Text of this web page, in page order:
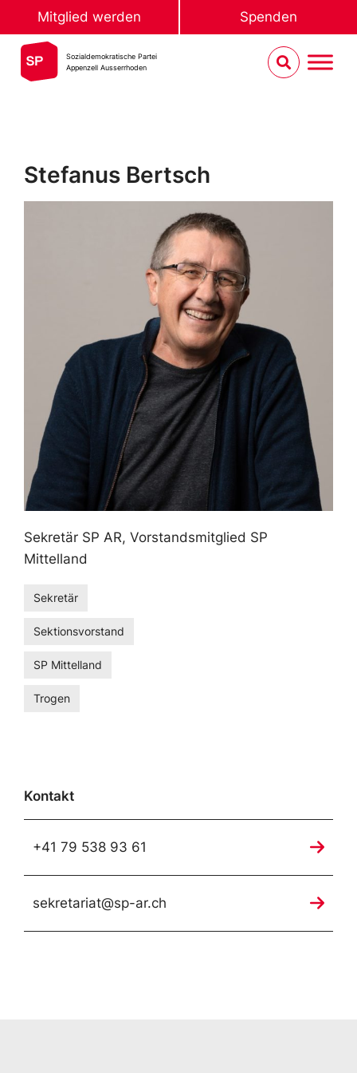
Mitglied werden Spenden
Sozialdemokratische Partei
Appenzell Ausserrhoden
Stefanus Bertsch
Sekretär SP AR, Vorstandsmitglied SP
Mittelland
Sekretär
Sektionsvorstand
SP Mittelland
Trogen
Kontakt
+41 79 538 93 61
sekretariat@sp-ar.ch